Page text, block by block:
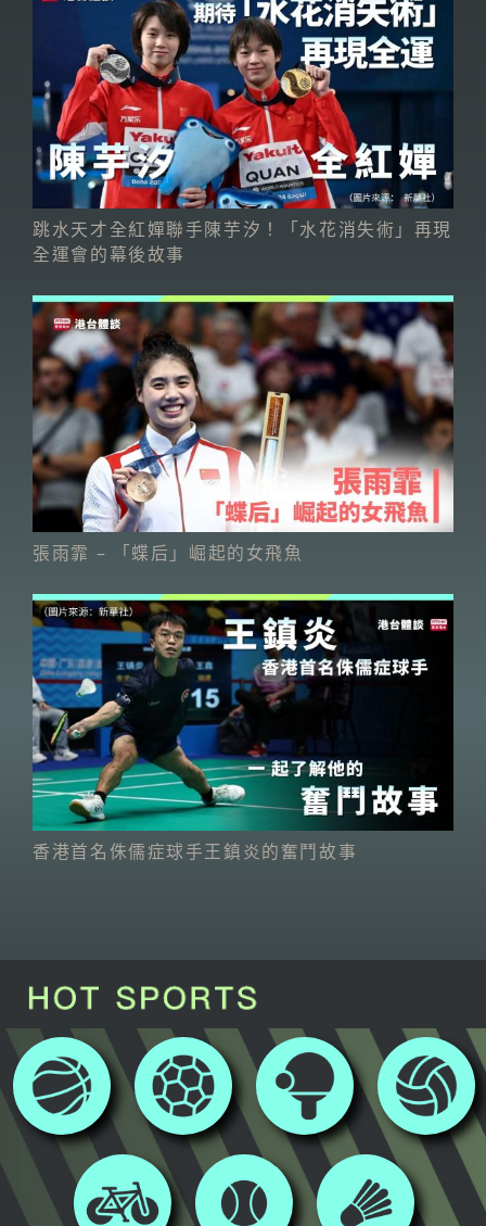
跳水天才全紅嬋聯手陳芋汐！「水花消失術」再現
全運會的幕後故事
張雨霏 – 「蝶后」崛起的女飛魚
香港首名侏儒症球手王鎮炎的奮鬥故事